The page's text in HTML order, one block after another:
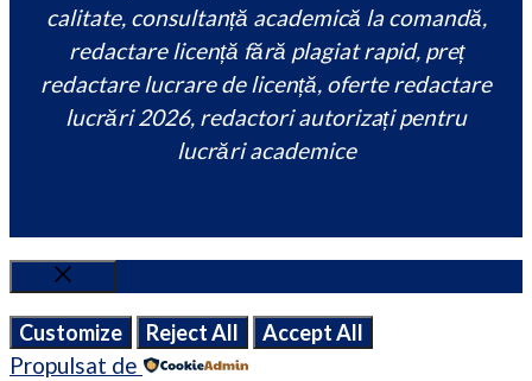
calitate, consultanță academică la comandă,
redactare licență fără plagiat rapid, preț
redactare lucrare de licență, oferte redactare
lucrări 2026, redactori autorizați pentru
lucrări academice
Close
Customize
Reject All Accept All
Propulsat de